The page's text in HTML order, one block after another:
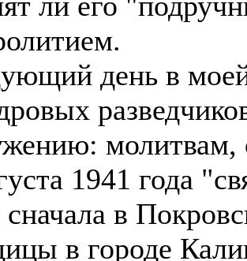
день в
1941 года
в
в городе